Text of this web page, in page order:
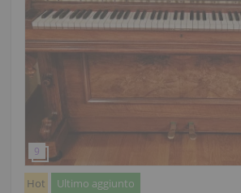
Hot Ultimo aggiunto